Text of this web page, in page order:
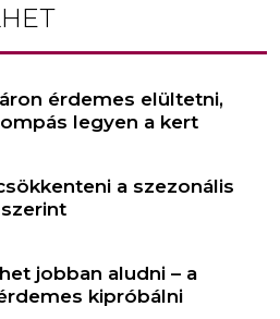
érdemes elültetni,
legyen a kert
a szezonális
jobban aludni – a
kipróbálni